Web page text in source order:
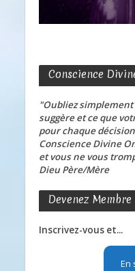
Conscience
"Oubliez
suggère et ce que
pour chaque
Conscience Divine
et vous ne vous
Dieu Père/Mère
Devenez Membre
Inscrivez-vous et...
En